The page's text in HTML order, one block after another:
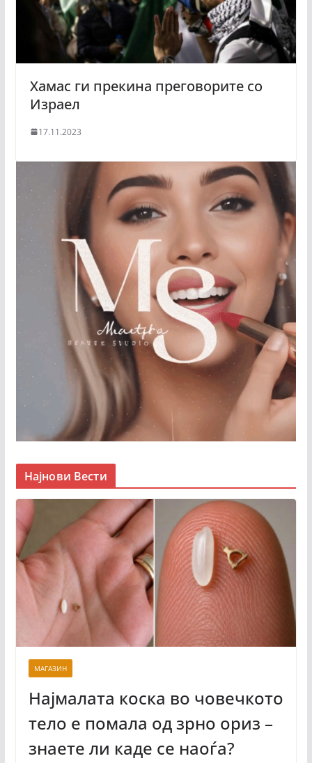
Хамас ги прекина преговорите со
Израел
17.11.2023
Најнови Вести
МАГАЗИН
Најмалата коска во човечкото
тело е помала од зрно ориз –
знаете ли каде се наоѓа?